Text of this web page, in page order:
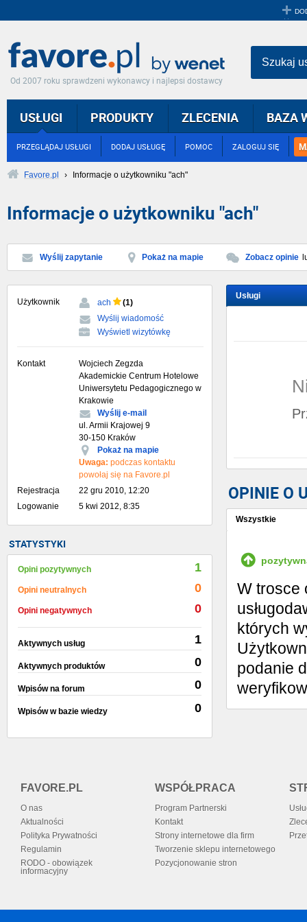
Od 2007 roku sprawdzeni wykonawcy i najlepsi dostawcy
USŁUGI
PRZEGLĄDAJ USŁUGI DODAJ USŁUGĘ POMOC ZALOGUJ SIĘ
PRODUKTY ZLECENIA BAZA
Szukaj
Favore.pl › Informacje o użytkowniku "ach"
Informacje o użytkowniku "ach"
Wyślij zapytanie Pokaż na mapie Zobacz opinie
Użytkownik ach
(1)
Wyślij wiadomość
Wyświetl wizytówkę
Kontakt
Wojciech Zegzda
Akademickie Centrum Hotelowe
Uniwersytetu Pedagogicznego w
Krakowie
Wyślij e-mail
ul. Armii Krajowej 9
30-150 Kraków
Pokaż na mapie
Uwaga: podczas kontaktu
powołaj się na Favore.pl
Rejestracja
22 gru 2010, 12:20
Logowanie
5 kwi 2012, 8:35
STATYSTYKI
Opini pozytywnych 1
Opini neutralnych 0
Opini negatywnych 0
Aktywnych usług 1
Aktywnych produktów 0
Wpisów na forum 0
Wpisów w bazie wiedzy 0
Usługi
OPINIE O
Wszystkie
W trosce
których
podanie
FAVORE.PL
O nas
Aktualności
Polityka Prywatności
Regulamin
RODO - obowiązek
informacyjny
WSPÓŁPRACA
Program Partnerski
Kontakt
Strony internetowe dla firm
Tworzenie sklepu internetowego
Pozycjonowanie stron